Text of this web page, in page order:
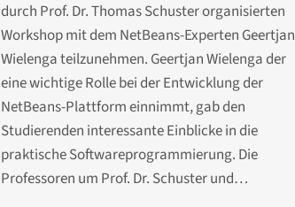
durch Prof. Dr. Thomas Schuster organisierten
Workshop mit dem NetBeans-Experten Geertjan
Wielenga teilzunehmen. Geertjan Wielenga der
eine wichtige Rolle bei der Entwicklung der
NetBeans-Plattform einnimmt, gab den
Studierenden interessante Einblicke in die
praktische Softwareprogrammierung. Die
Professoren um Prof. Dr. Schuster und…